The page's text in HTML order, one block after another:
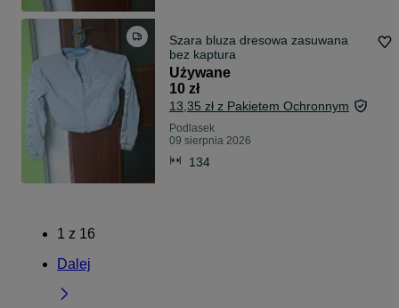
Szara bluza dresowa zasuwana
bez kaptura
Używane
10 zł
13,35 zł z Pakietem Ochronnym
Podlasek
09 sierpnia 2026
134
1 z 16
Dalej